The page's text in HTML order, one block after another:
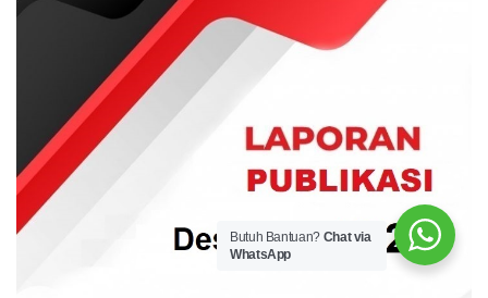
Butuh Bantuan? Chat via
WhatsApp